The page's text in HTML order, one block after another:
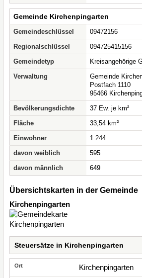
Gemeinde Kirchenpingarten
Gemeindeschlüssel
09472156
Regionalschlüssel
094725415156
Gemeindetyp
Kreisangehörige
Verwaltung
Gemeinde
Postfach 1110
95466
Bevölkerungsdichte
37 Ew. je km²
Fläche
33,54 km²
Einwohner
1.244
davon weiblich
595
davon männlich
649
Übersichtskarten in der Gemeinde
Kirchenpingarten
Steuersätze in Kirchenpingarten
Kirchenpingarten